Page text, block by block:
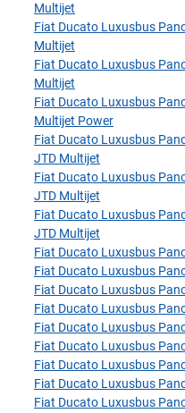
Multijet
Fiat Ducato Luxusbus
Multijet
Fiat Ducato Luxusbus
Multijet
Fiat Ducato Luxusbus
Multijet Power
Fiat Ducato Luxusbus
JTD Multijet
Fiat Ducato Luxusbus
JTD Multijet
Fiat Ducato Luxusbus
JTD Multijet
Fiat Ducato Luxusbus
Fiat Ducato Luxusbus
Fiat Ducato Luxusbus
Fiat Ducato Luxusbus
Fiat Ducato Luxusbus
Fiat Ducato Luxusbus
Fiat Ducato Luxusbus
Fiat Ducato Luxusbus
Fiat Ducato Luxusbus